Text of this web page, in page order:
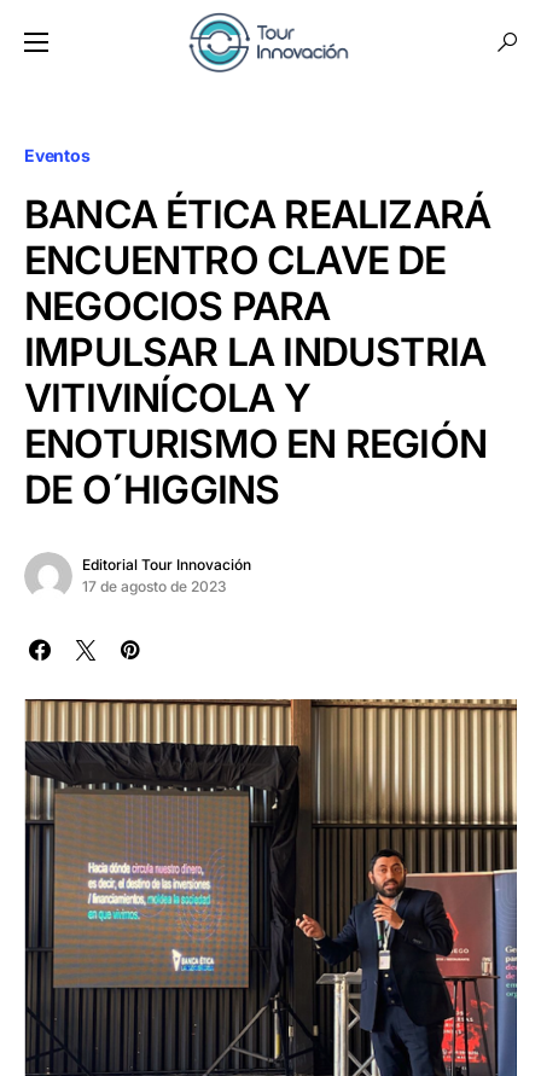
Eventos
BANCA ÉTICA REALIZARÁ
ENCUENTRO CLAVE DE
NEGOCIOS PARA
IMPULSAR LA INDUSTRIA
VITIVINÍCOLA Y
ENOTURISMO EN REGIÓN
DE O´HIGGINS
Editorial Tour Innovación
17 de agosto de 2023